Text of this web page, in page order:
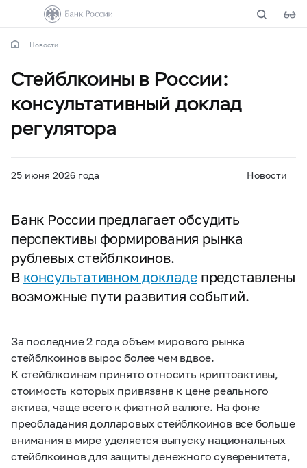
Новости
Стейблкоины в России:
консультативный доклад
регулятора
25 июня 2026 года Новости
Банк России предлагает обсудить
перспективы формирования рынка
рублевых стейблкоинов.
В консультативном докладе представлены
возможные пути развития событий.
За последние 2 года объем мирового рынка
стейблкоинов вырос более чем вдвое.
К стейблкоинам принято относить криптоактивы,
стоимость которых привязана к цене реального
актива, чаще всего к фиатной валюте. На фоне
преобладания долларовых стейблкоинов все больше
внимания в мире уделяется выпуску национальных
стейблкоинов для защиты денежного суверенитета,